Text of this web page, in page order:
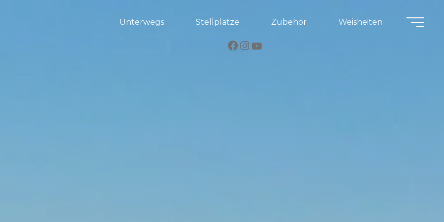
Unterwegs Stellplätze Zubehör Weisheiten
Facebook
Instagram
YouTube